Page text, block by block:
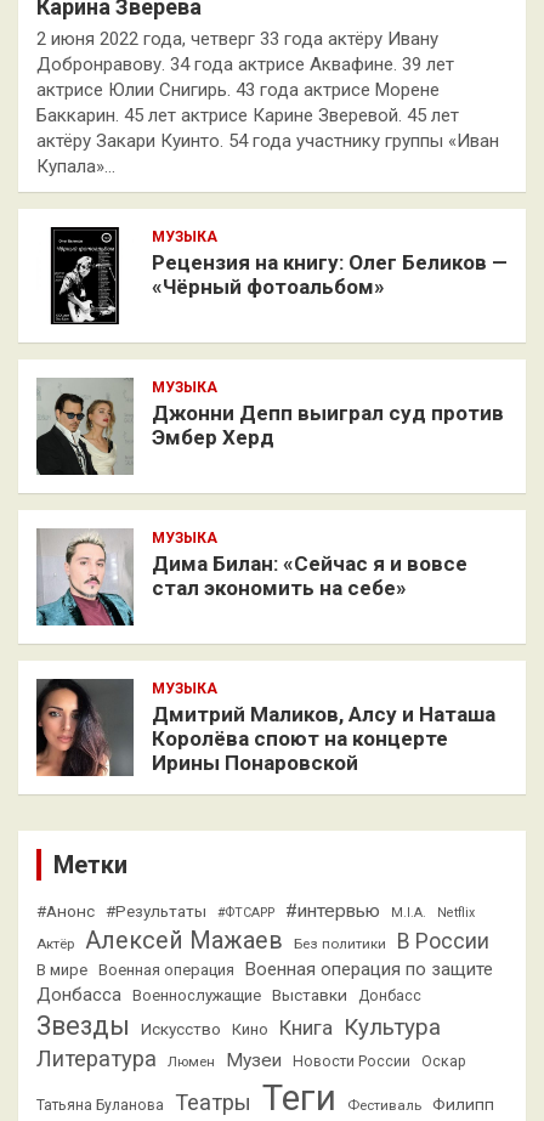
Карина Зверева
2 июня 2022 года, четверг 33 года актёру Ивану
Добронравову. 34 года актрисе Аквафине. 39 лет
актрисе Юлии Снигирь. 43 года актрисе Морене
Баккарин. 45 лет актрисе Карине Зверевой. 45 лет
актёру Закари Куинто. 54 года участнику группы «Иван
Купала»…
МУЗЫКА
Рецензия на книгу: Олег Беликов —
«Чёрный фотоальбом»
МУЗЫКА
Джонни Депп выиграл суд против
Эмбер Херд
МУЗЫКА
Дима Билан: «Сейчас я и вовсе
стал экономить на себе»
МУЗЫКА
Дмитрий Маликов, Алсу и Наташа
Королёва споют на концерте
Ирины Понаровской
Метки
#Анонс #Результаты #ФТСАРР #интервью M.I.A. Netflix
Актёр Алексей Мажаев Без политики В России
В мире Военная операция
Военная операция по защите
Донбасса Военнослужащие Выставки Донбасс
Звезды Искусство Кино Книга Культура
Литература Люмен Музеи Новости России Оскар
Татьяна Буланова Театры Теги Фестиваль Филипп